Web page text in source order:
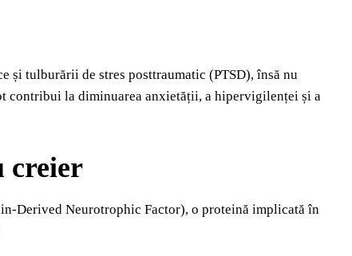
și tulburării de stres posttraumatic (PTSD), însă nu
contribui la diminuarea anxietății, a hipervigilenței și a
creier
Derived Neurotrophic Factor), o proteină implicată în